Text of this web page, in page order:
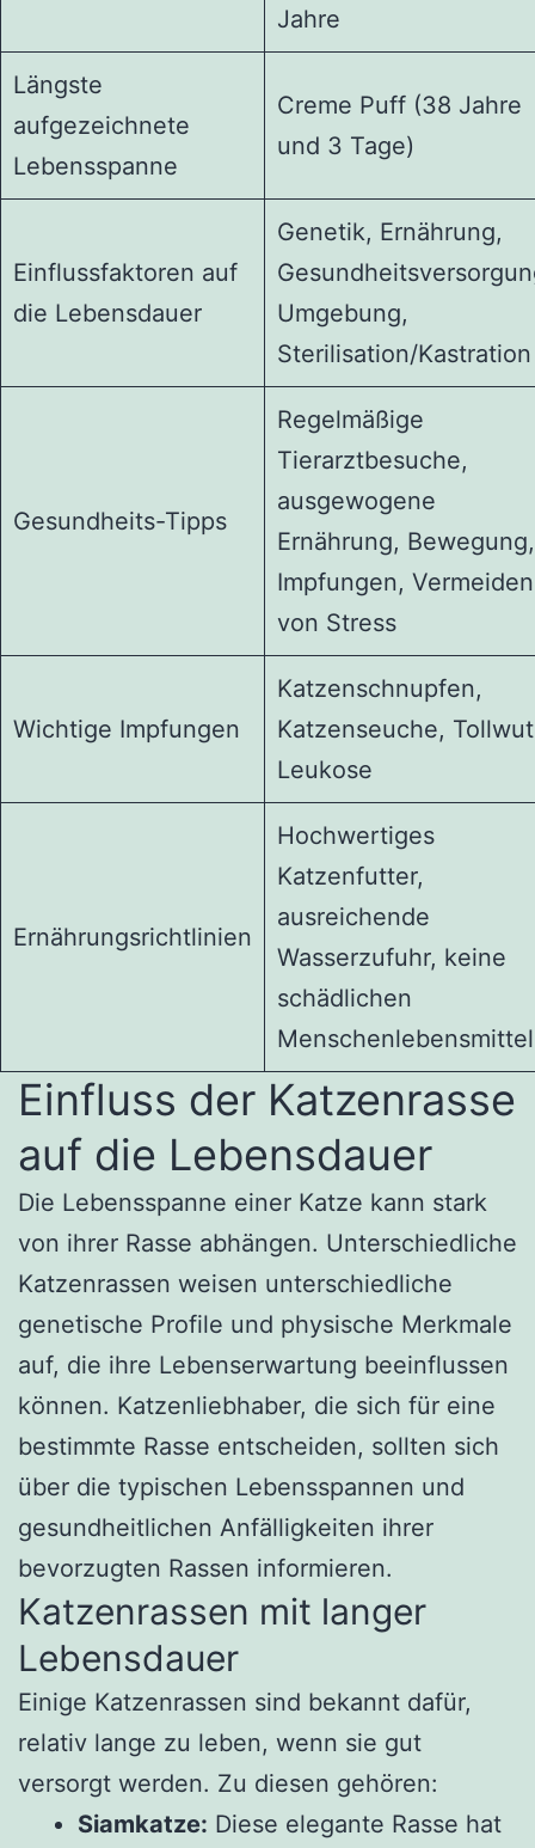
Jahre
Längste
aufgezeichnete
Lebensspanne
Creme Puff (38 Jahre
und 3 Tage)
Einflussfaktoren auf
die Lebensdauer
Genetik, Ernährung,
Umgebung,
Sterilisation/Kastration
Gesundheits-Tipps
Regelmäßige
Tierarztbesuche,
ausgewogene
Ernährung, Bewegung,
Impfungen, Vermeiden
von Stress
Wichtige Impfungen
Katzenschnupfen,
Katzenseuche,
Leukose
Ernährungsrichtlinien
Hochwertiges
Katzenfutter,
ausreichende
Wasserzufuhr, keine
schädlichen
Menschenlebensmittel
Einfluss der Katzenrasse
auf die Lebensdauer
Die Lebensspanne einer Katze kann stark
von ihrer Rasse abhängen. Unterschiedliche
Katzenrassen weisen unterschiedliche
genetische Profile und physische Merkmale
auf, die ihre Lebenserwartung beeinflussen
können. Katzenliebhaber, die sich für eine
bestimmte Rasse entscheiden, sollten sich
über die typischen Lebensspannen und
gesundheitlichen Anfälligkeiten ihrer
bevorzugten Rassen informieren.
Katzenrassen mit langer
Lebensdauer
Einige Katzenrassen sind bekannt dafür,
relativ lange zu leben, wenn sie gut
versorgt werden. Zu diesen gehören:
Siamkatze: Diese elegante Rasse hat